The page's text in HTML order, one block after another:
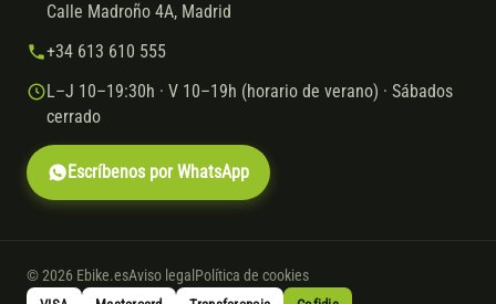
Calle Madroño 4A, Madrid
+34 613 610 555
L–J 10–19:30h · V 10–19h (horario de verano) · Sábados
cerrado
Escríbenos por WhatsApp
© 2026 Ebike.esAviso legal Política de cookies